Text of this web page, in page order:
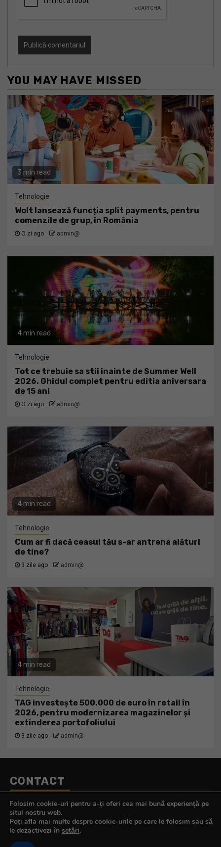
YOU MAY HAVE MISSED
3 min read
Tehnologie
Wolt lansează funcția split payments, pentru
comenzile de grup, în România
O zi ago admin@
4 min read
Tehnologie
Tot ce trebuie sa stii inainte de Summer Well
2026. Ghidul complet pentru editia aniversara
de 15 ani
O zi ago admin@
4 min read
Tehnologie
Cum ar fi dacă ceasul tău s-ar antrena alături
de tine?
3 zile ago admin@
4 min read
Tehnologie
TAG investește 500.000 de euro în retail în
2026, pentru modernizarea magazinelor și
extinderea portofoliului
3 zile ago admin@
CONTACT
Telefon:
0770.290.165
E-mail:contact@tehnologistul.ro
Folosim cookie-uri pentru a-ți oferi cea mai bună experiență pe
situl nostru web.
Poți afla mai multe despre cookie-urile pe care le folosim sau să
le dezactivezi în setări.